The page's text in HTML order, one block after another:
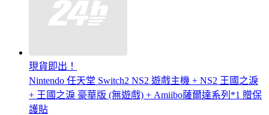
現貨即出！
Nintendo 任天堂 Switch2 NS2 遊戲主機 + NS2 王國之淚
+ 王國之淚 豪華版 (無遊戲) + Amiibo薩爾達系列*1 贈保
護貼